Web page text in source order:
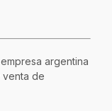
argentina
de